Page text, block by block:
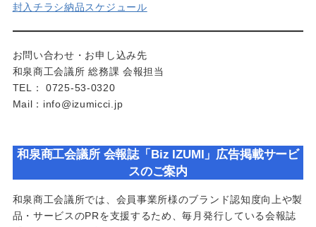
封入チラシ納品スケジュール
お問い合わせ・お申し込み先
和泉商工会議所 総務課 会報担当
TEL： 0725-53-0320
Mail：info@izumicci.jp
和泉商工会議所 会報誌「Biz IZUMI」広告掲載サービ
スのご案内
和泉商工会議所では、会員事業所様のブランド認知度向上や製
品・サービスのPRを支援するため、毎月発行している会報誌